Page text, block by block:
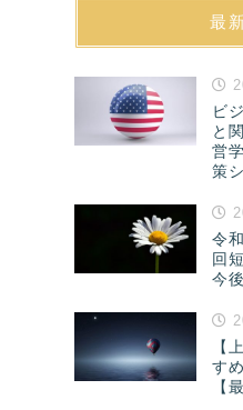
最
ビ
と
営
策
令
回
今
【
す
【